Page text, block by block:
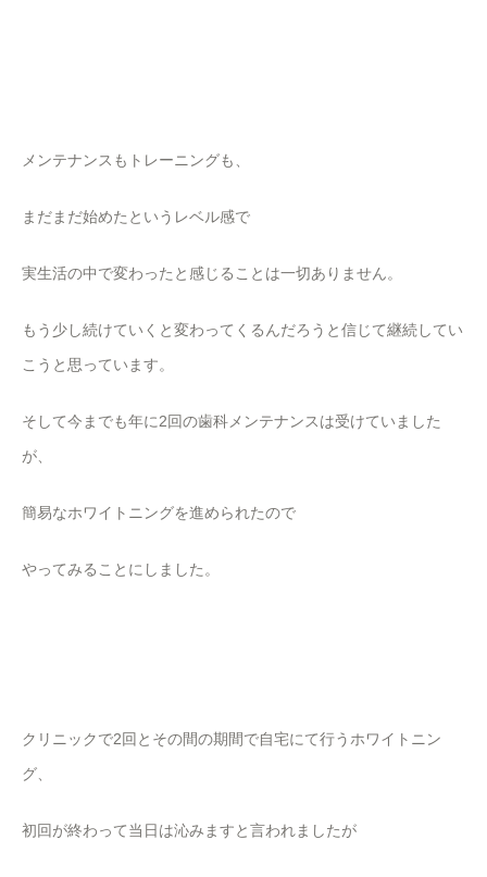
メンテナンスもトレーニングも、
まだまだ始めたというレベル感で
実生活の中で変わったと感じることは一切ありません。
もう少し続けていくと変わってくるんだろうと信じて継続してい
こうと思っています。
そして今までも年に2回の歯科メンテナンスは受けていました
が、
簡易なホワイトニングを進められたので
やってみることにしました。
クリニックで2回とその間の期間で自宅にて行うホワイトニン
グ、
初回が終わって当日は沁みますと言われましたが